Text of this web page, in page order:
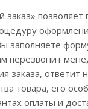
позволяет
заполняете
перезвонит
заказа, ответит
товара, его
оплаты и